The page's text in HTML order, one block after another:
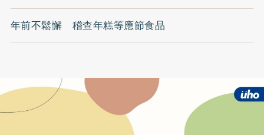
年前不鬆懈 稽查年糕等應節食品